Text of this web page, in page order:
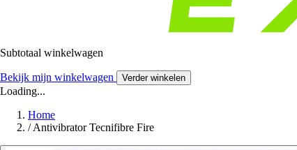
Subtotaal winkelwagen
Bekijk mijn winkelwagen Verder winkelen
Loading...
Home
/ Antivibrator Tecnifibre Fire